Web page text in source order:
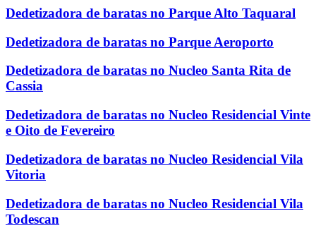
Dedetizadora de baratas no Parque Alto Taquaral
Dedetizadora de baratas no Parque Aeroporto
Dedetizadora de baratas no Nucleo Santa Rita de
Cassia
Dedetizadora de baratas no Nucleo Residencial Vinte
e Oito de Fevereiro
Dedetizadora de baratas no Nucleo Residencial Vila
Vitoria
Dedetizadora de baratas no Nucleo Residencial Vila
Todescan